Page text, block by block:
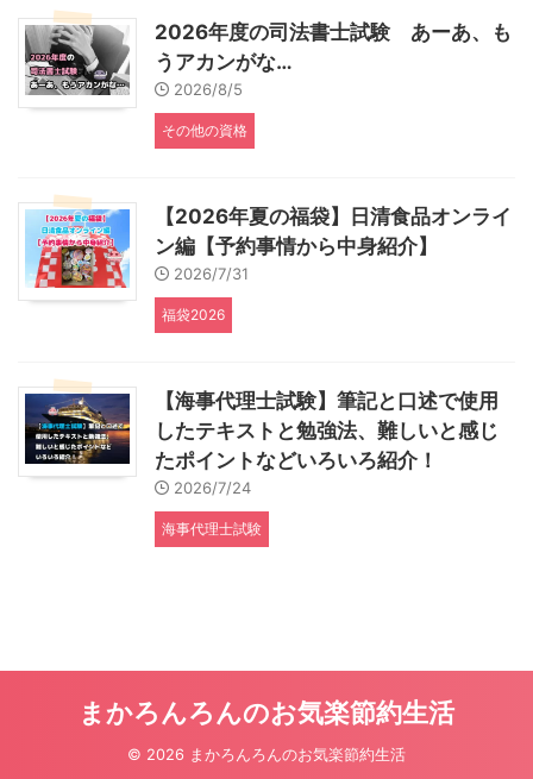
2026年度の司法書士試験 あーあ、も
うアカンがな…
2026/8/5
その他の資格
【2026年夏の福袋】日清食品オンライ
ン編【予約事情から中身紹介】
2026/7/31
福袋2026
【海事代理士試験】筆記と口述で使用
したテキストと勉強法、難しいと感じ
たポイントなどいろいろ紹介！
2026/7/24
海事代理士試験
まかろんろんのお気楽節約生活
© 2026 まかろんろんのお気楽節約生活